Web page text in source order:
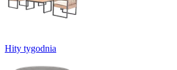
Hity tygodnia